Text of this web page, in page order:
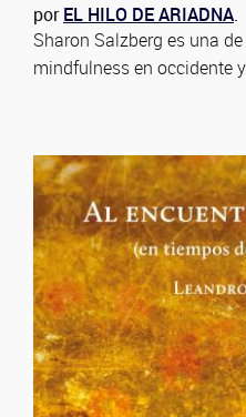
porEL HILO DE ARIADNA.
Sharon Salzberg es una
mindfulness en occidente